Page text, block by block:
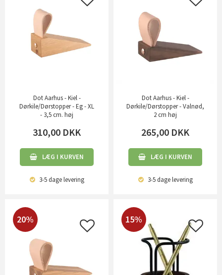
Dot Aarhus - Kiel -
Dørkile/Dørstopper - Eg - XL
- 3,5 cm. høj
310,00 DKK
LÆG I KURVEN
3-5 dagelevering
Dot Aarhus - Kiel -
Dørkile/Dørstopper - Valnød,
2 cm høj
265,00 DKK
LÆG I KURVEN
3-5 dagelevering
20% 15%